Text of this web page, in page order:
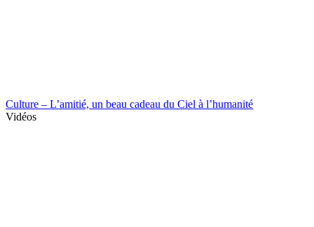
Culture – L’amitié, un beau cadeau du Ciel à l’humanité
Vidéos